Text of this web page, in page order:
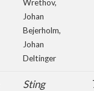
Wrethov,
Johan
Bejerholm,
Johan
Deltinger
Sting